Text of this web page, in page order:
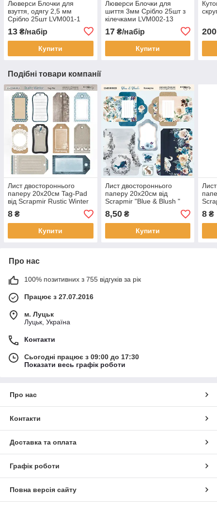
Люверси Блочки для
взуття, одягу 2,5 мм
Срібло 25шт LVM001-1
13 ₴/набір
Купити
Люверси Блочки для
шиття 3мм Срібло 25шт з
кілечками LVM002-13
17₴/набір
Купити
200
Подібні товари компанії
Лист двостороннього
паперу 20х20см Tag-Pad
від Scrapmir Rustic Winter
1шт SM2100013
8 ₴
Купити
Лист двостороннього
паперу 20х20см від
Scrapmir "Blue & Blush "
конверти 1шт
8,50₴
Купити
8 ₴
Про нас
100% позитивних з 755 відгуків за рік
Працює з 27.07.2016
м. Луцьк
Луцьк, Україна
Контакти
Сьогодні працює з 09:00 до 17:30
Показати весь графік роботи
Про нас
Контакти
Доставка та оплата
Графік роботи
Повна версія сайту